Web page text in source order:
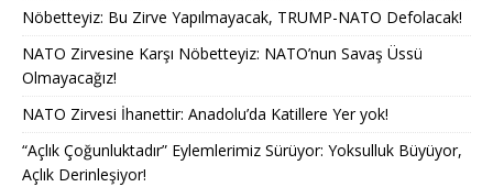
Nöbetteyiz: Bu Zirve Yapılmayacak, TRUMP-NATO Defolacak!
NATO Zirvesine Karşı Nöbetteyiz: NATO’nun Savaş Üssü
Olmayacağız!
NATO Zirvesi İhanettir: Anadolu’da Katillere Yer yok!
“Açlık Çoğunluktadır” Eylemlerimiz Sürüyor: Yoksulluk Büyüyor,
Açlık Derinleşiyor!